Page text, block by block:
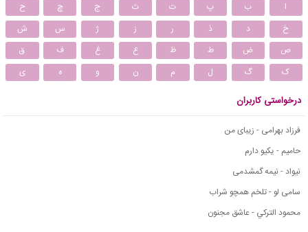
ا ب پ ت ث ج چ
ح
خ
د ذ ر ز ژ س
ش
ص
ض ط ظ ع غ ف
ق
ک
گ ل م ن و ه ی
درخواستی کاربران
فرزاد بهرامی - زیبای من
حامیم - یکیو دارم
نیواد - نیمه گمشدمی
سامی لو - تلخم همچو شراب
محمود التركي - عاشق مجنون